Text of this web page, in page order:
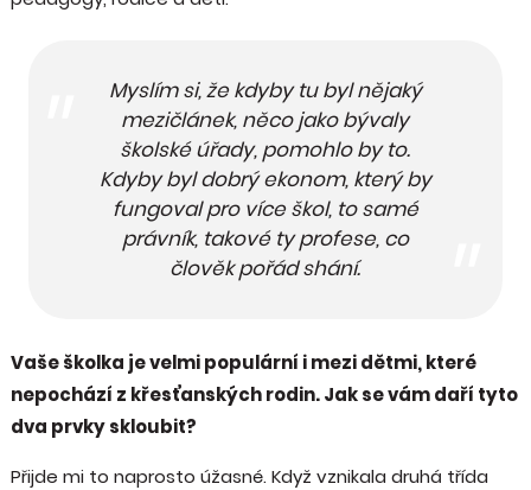
Myslím si, že kdyby tu byl nějaký
mezičlánek, něco jako bývaly
školské úřady, pomohlo by to.
Kdyby byl dobrý ekonom, který by
fungoval pro více škol, to samé
právník, takové ty profese, co
člověk pořád shání.
Vaše školka je velmi populární i mezi dětmi, které
nepochází z křesťanských rodin. Jak se vám daří tyto
dva prvky skloubit?
Přijde mi to naprosto úžasné. Když vznikala druhá třída